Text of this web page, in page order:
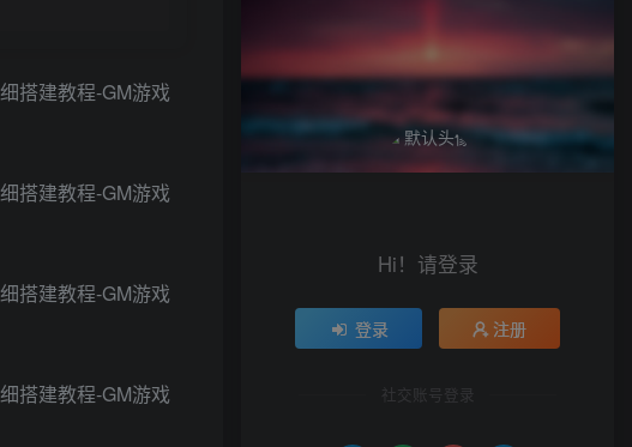
Hi！请登录
登录 注册
社交账号登录